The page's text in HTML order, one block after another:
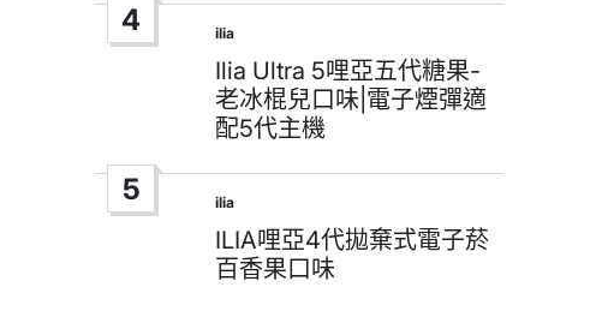
4
Posted
in
ilia
Ilia Ultra 5哩亞五代糖果-
老冰棍兒口味|電子煙彈適
配5代主機
5
Posted
in
ilia
ILIA哩亞4代拋棄式電子菸
百香果口味